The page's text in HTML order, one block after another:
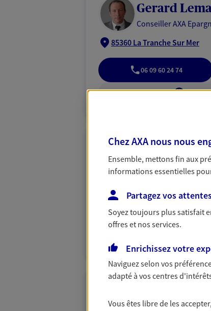
Gerard
Conseiller AXA
85360 La Tranche Sur Mer
06 09 60 24 74
VOIR
Stephane
Conseiller AXA
06 04 05 37 36
Agents Généraux
Chez AXA nous nous
Ensemble, mettons fin aux
informations essentielles
Partagez vos
Soyez toujours plus satisfait
offres et nos services.
Enrichissez votre
Naviguez selon vos
adapté à vos centres
Vous êtes libre de les